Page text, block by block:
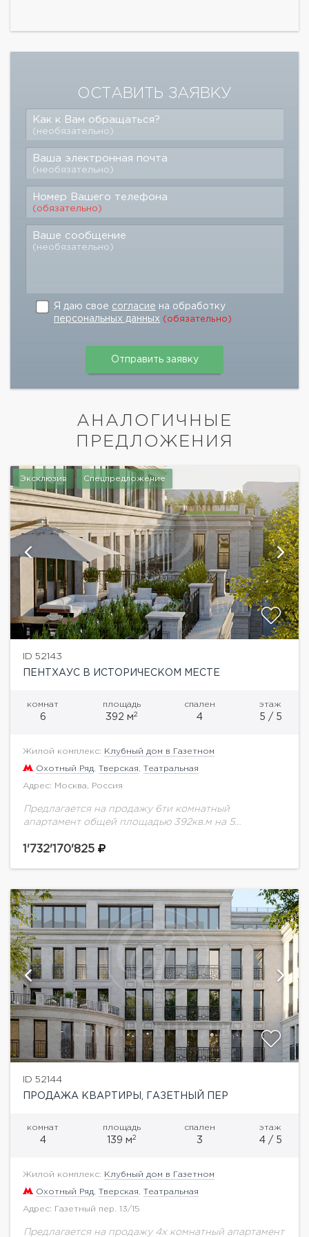
ОСТАВИТЬ ЗАЯВКУ
Как к Вам обращаться?
(необязательно)
Ваша электронная почта
(необязательно)
Номер Вашего телефона
(обязательно)
Ваше сообщение
(необязательно)
Я даю свое согласие на обработку
персональных данных (обязательно)
АНАЛОГИЧНЫЕ
ПРЕДЛОЖЕНИЯ
Эксклюзив Спецпредложение
ID 52143
ПЕНТХАУС В ИСТОРИЧЕСКОМ МЕСТЕ
комнат
6
площадь
392 м2
спален
4
этаж
5 / 5
Жилой комплекс: Клубный дом в Газетном
Охотный Ряд Тверская Театральная
Адрес: Москва, Россия
Предлагается на продажу 6ти комнатный
апартамент общей площадью 392кв.м на 5
тихом сквере и имеет выходы сразу в два
1'732'170'825
ID 52144
ПРОДАЖА КВАРТИРЫ, ГАЗЕТНЫЙ ПЕР
комнат
4
площадь
139 м2
спален
3
этаж
4 / 5
Жилой комплекс: Клубный дом в Газетном
Охотный Ряд Тверская Театральная
Адрес: Газетный пер. 13/15
Предлагается на продажу 4х комнатный апартамент